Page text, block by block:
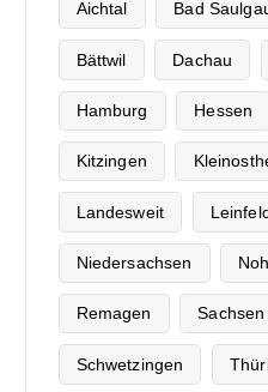
Aichtal Bad
Bättwil Dachau
Hamburg Hessen
Kitzingen
Landesweit
Niedersachsen
Remagen Sachsen
Schwetzingen